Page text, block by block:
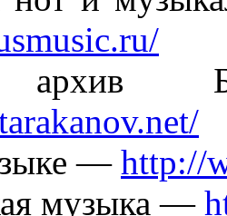
архив
— http://
музыка —